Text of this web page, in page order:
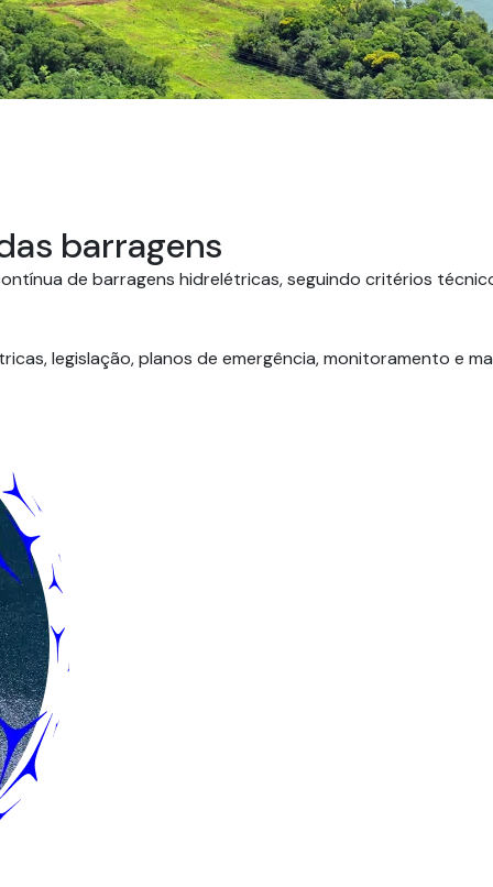
Regional Funds
barragens
de barragens hidrelétricas, seguindo critérios
legislação, planos de emergência, monitoramento e